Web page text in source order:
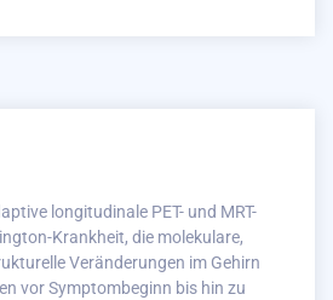
longitudinale PET- und MRT-
Krankheit, die molekulare,
Veränderungen im Gehirn
vor Symptombeginn bis hin zu